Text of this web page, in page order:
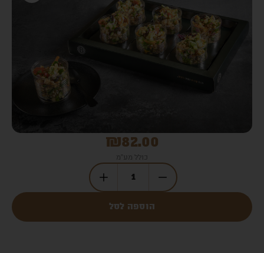
₪82.00
כולל מע"מ
הוספה לסל